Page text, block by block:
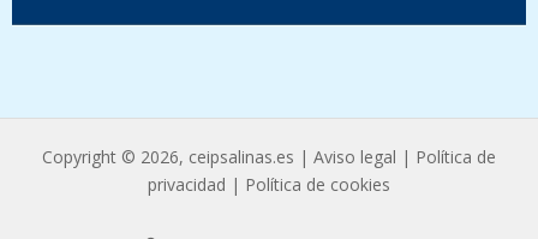
Copyright © 2026, ceipsalinas.es | Aviso legal | Política de
privacidad | Política de cookies